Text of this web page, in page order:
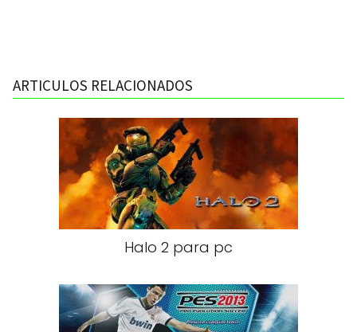
ARTICULOS RELACIONADOS
Halo 2 para pc